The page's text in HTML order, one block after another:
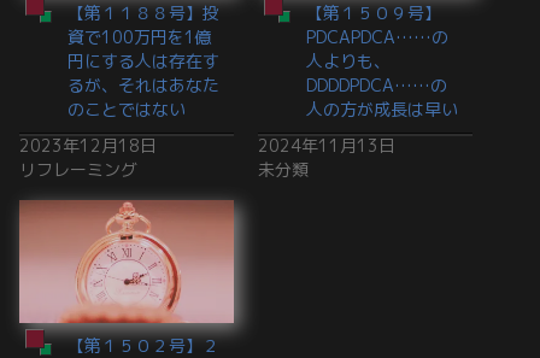
【第１１８８号】投
資で100万円を1億
円にする人は存在す
るが、それはあなた
のことではない
2023年12月18日
リフレーミング
【第１５０９号】
PDCAPDCA……の
人よりも、
DDDDPDCA……の
人の方が成長は早い
2024年11月13日
未分類
【第１５０２号】２